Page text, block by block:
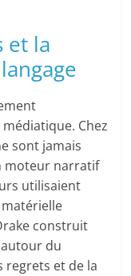
et la
Chez
sont jamais
moteur narratif
utilisaient
construit
du
regrets et de la